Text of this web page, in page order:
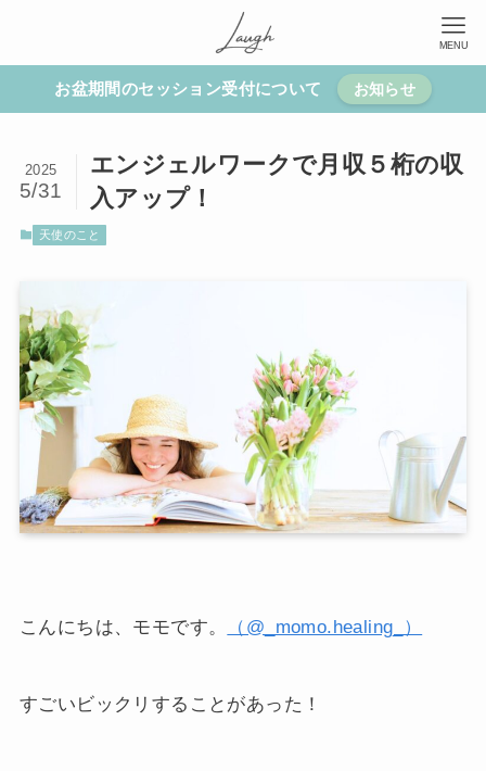
MENU
お盆期間のセッション受付について お知らせ
エンジェルワークで月収５桁の収
入アップ！
2025
5/31
天使のこと
こんにちは、モモです。 （@_momo.healing_）
すごいビックリすることがあった！